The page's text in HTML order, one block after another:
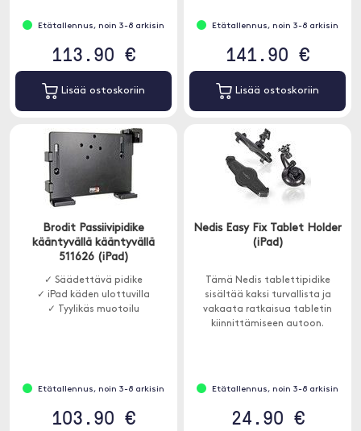
Brodit niskatuen kiinnitykseen (ei
Etätallennus, noin 3-8 arkisin
113.90 €
Lisää ostoskoriin
Etätallennus, noin 3-8 arkisin
141.90 €
Lisää ostoskoriin
Brodit Passiivipidike
kääntyvällä kääntyvällä
511626 (iPad)
✓ Säädettävä pidike
✓ iPad käden ulottuvilla
✓ Tyylikäs muotoilu
Etätallennus, noin 3-8 arkisin
103.90 €
Nedis Easy Fix Tablet Holder
(iPad)
Tämä Nedis tablettipidike
sisältää kaksi turvallista ja
vakaata ratkaisua tabletin
kiinnittämiseen autoon.
Etätallennus, noin 3-8 arkisin
24.90 €